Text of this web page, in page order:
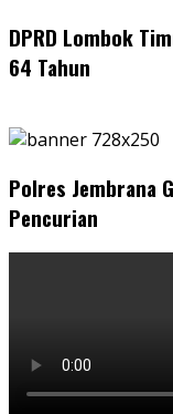
DPRD Lombok
64 Tahun
Polres Jembrana
Pencurian